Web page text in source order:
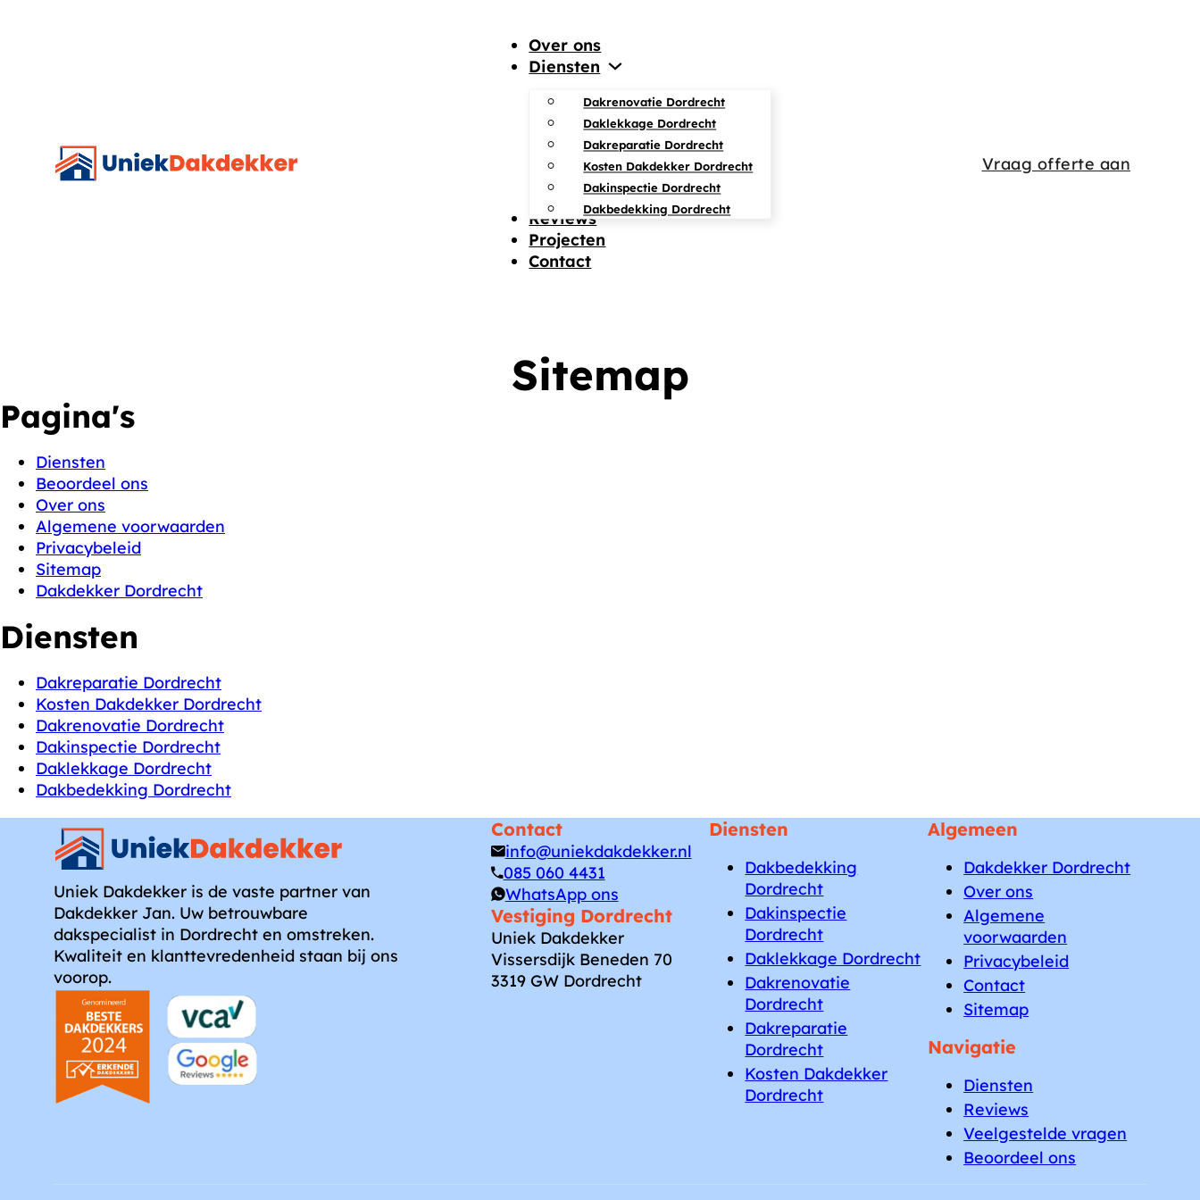
Over ons
Diensten
Dakrenovatie Dordrecht
Daklekkage Dordrecht
Dakreparatie Dordrecht
Kosten Dakdekker Dordrecht
Dakinspectie Dordrecht
Dakbedekking Dordrecht
Reviews
Projecten
Contact
Vraag offerte aan
Sitemap
Pagina's
Diensten
Beoordeel ons
Over ons
Algemene voorwaarden
Privacybeleid
Sitemap
Dakdekker Dordrecht
Diensten
Dakreparatie Dordrecht
Kosten Dakdekker Dordrecht
Dakrenovatie Dordrecht
Dakinspectie Dordrecht
Daklekkage Dordrecht
Dakbedekking Dordrecht
Uniek Dakdekker is de vaste partner van
Dakdekker Jan. Uw betrouwbare
dakspecialist in Dordrecht en omstreken.
Kwaliteit en klanttevredenheid staan bij ons
voorop.
Contact
info@uniekdakdekker.nl
085 060 4431
WhatsApp ons
Vestiging Dordrecht
Uniek Dakdekker
Vissersdijk Beneden 70
3319 GW Dordrecht
Diensten
Dakbedekking
Dordrecht
Dakinspectie
Dordrecht
Daklekkage Dordrecht
Dakrenovatie
Dordrecht
Dakreparatie
Dordrecht
Kosten Dakdekker
Dordrecht
Algemeen
Dakdekker Dordrecht
Over ons
Algemene
voorwaarden
Privacybeleid
Contact
Sitemap
Navigatie
Diensten
Reviews
Veelgestelde vragen
Beoordeel ons